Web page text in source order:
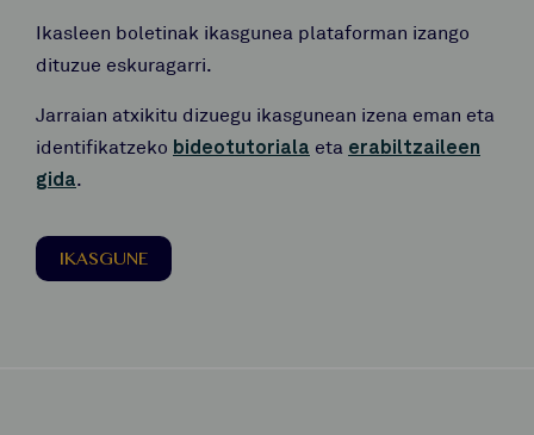
Ikasleen boletinak ikasgunea plataforman izango
dituzue eskuragarri.
Jarraian atxikitu dizuegu ikasgunean izena eman eta
identifikatzeko bideotutoriala eta erabiltzaileen
gida.
IKASGUNE